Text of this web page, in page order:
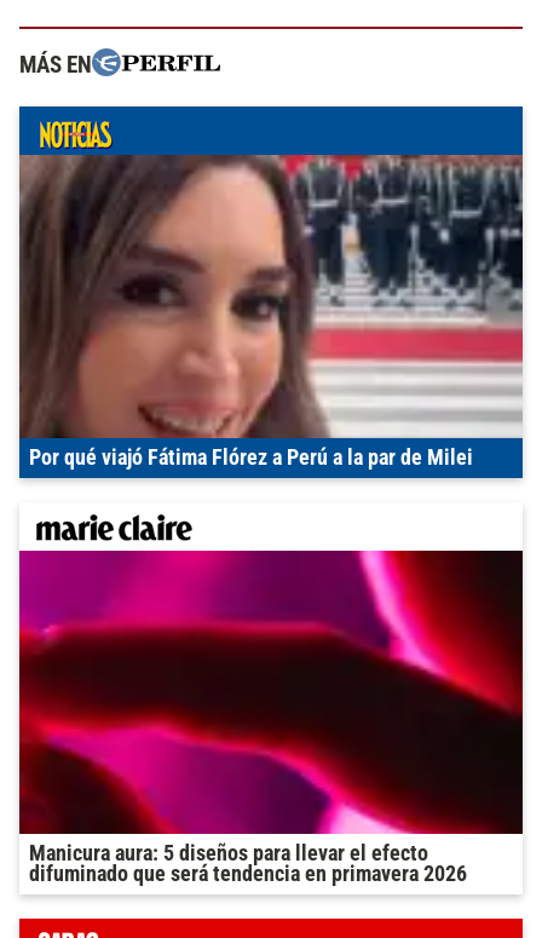
MÁS EN
Por qué viajó Fátima Flórez a Perú a la par de Milei
Manicura aura: 5 diseños para llevar el efecto
difuminado que será tendencia en primavera 2026